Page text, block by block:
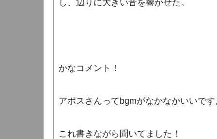
し、辺りに大きい音を響かせた。
かなコメント！
アポスさんってbgmがなかなかいいで
これ書きながら聞いてました！